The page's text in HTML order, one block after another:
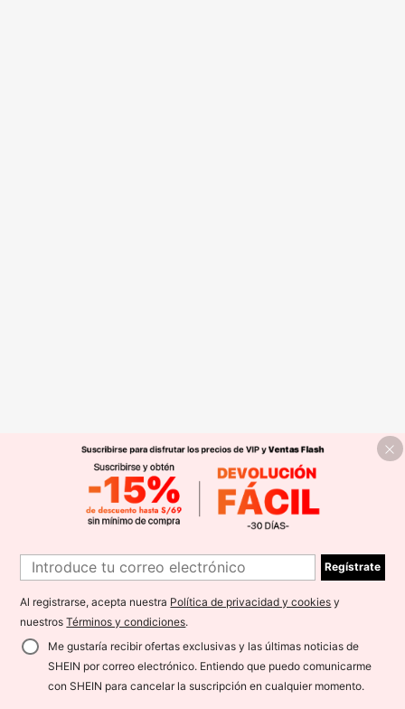
Regístrate
Al registrarse, acepta nuestra Política de privacidad y cookies y
nuestrosTérminos y condiciones.
Me gustaría recibir ofertas exclusivas y las últimas noticias de
SHEIN por correo electrónico. Entiendo que puedo comunicarme
con SHEIN para cancelar la suscripción en cualquier momento.